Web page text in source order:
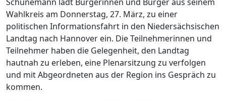
Schünemann lädt Bürgerinnen und Bürger aus seinem
Wahlkreis am Donnerstag, 27. März, zu einer
politischen Informationsfahrt in den Niedersächsischen
Landtag nach Hannover ein. Die Teilnehmerinnen und
Teilnehmer haben die Gelegenheit, den Landtag
hautnah zu erleben, eine Plenarsitzung zu verfolgen
und mit Abgeordneten aus der Region ins Gespräch zu
kommen.